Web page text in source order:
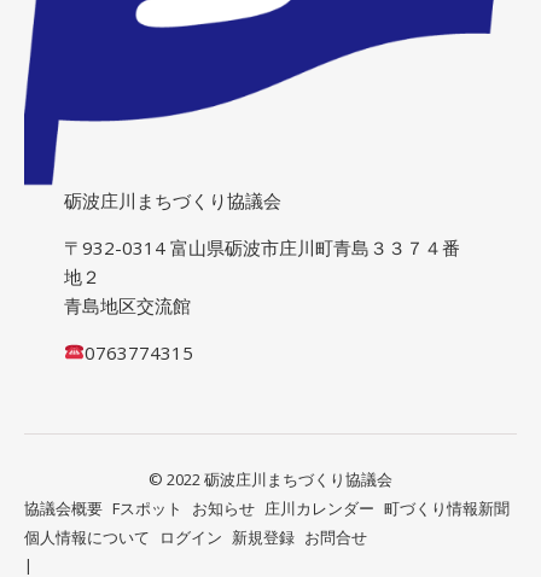
砺波庄川まちづくり協議会
〒932-0314 富山県砺波市庄川町青島３３７４番
地２
青島地区交流館
0763774315
© 2022 砺波庄川まちづくり協議会
協議会概要 Fスポット お知らせ 庄川カレンダー 町づくり情報新聞
個人情報について
ログイン 新規登録 お問合せ